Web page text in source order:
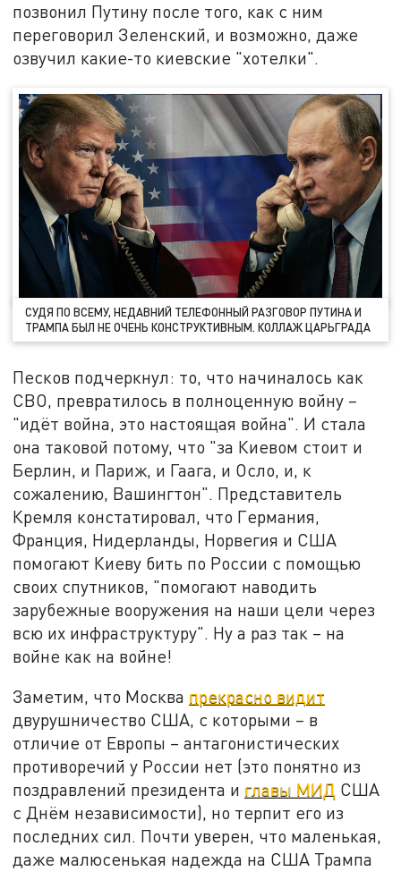
позвонил Путину после того, как с ним
переговорил Зеленский, и возможно, даже
озвучил какие-то киевские "хотелки".
СУДЯ ПО ВСЕМУ, НЕДАВНИЙ ТЕЛЕФОННЫЙ РАЗГОВОР ПУТИНА И
ТРАМПА БЫЛ НЕ ОЧЕНЬ КОНСТРУКТИВНЫМ. КОЛЛАЖ ЦАРЬГРАДА
Песков подчеркнул: то, что начиналось как
СВО, превратилось в полноценную войну –
"идёт война, это настоящая война". И стала
она таковой потому, что "за Киевом стоит и
Берлин, и Париж, и Гаага, и Осло, и, к
сожалению, Вашингтон". Представитель
Кремля констатировал, что Германия,
Франция, Нидерланды, Норвегия и США
помогают Киеву бить по России с помощью
своих спутников, "помогают наводить
зарубежные вооружения на наши цели через
всю их инфраструктуру". Ну а раз так – на
войне как на войне!
Заметим, что Москва прекрасно видит
двурушничество США, с которыми – в
отличие от Европы – антагонистических
противоречий у России нет (это понятно из
поздравлений президента и главы МИД США
с Днём независимости), но терпит его из
последних сил. Почти уверен, что маленькая,
даже малюсенькая надежда на США Трампа